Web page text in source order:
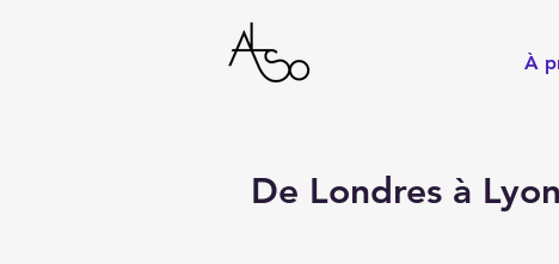
À
De Londres à